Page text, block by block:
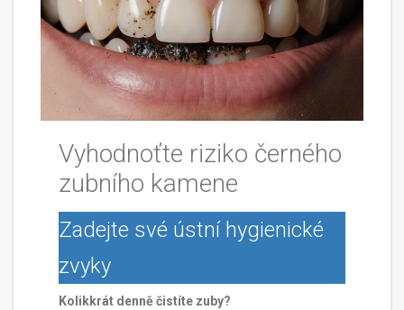
Vyhodnoťte riziko černého
zubního kamene
Zadejte své ústní hygienické
zvyky
Kolikkrát denně čistíte zuby?